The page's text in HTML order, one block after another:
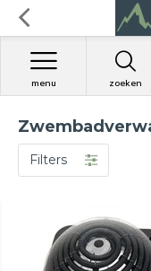
zoeken
menu
Filters